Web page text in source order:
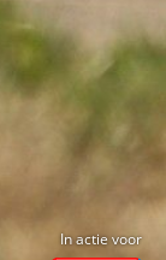
In actie voor